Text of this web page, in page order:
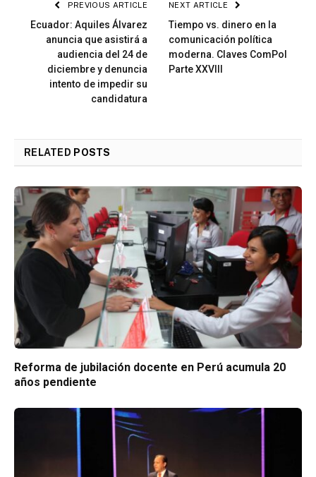
PREVIOUS ARTICLE
Ecuador: Aquiles Álvarez
anuncia que asistirá a
audiencia del 24 de
diciembre y denuncia
intento de impedir su
candidatura
NEXT ARTICLE
Tiempo vs. dinero en la
comunicación política
moderna. Claves ComPol
Parte XXVIII
RELATED POSTS
Reforma de jubilación docente en Perú acumula 20
años pendiente